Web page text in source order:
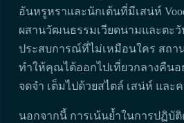
อันหรูหราและนักเต้นที่มีเสน่ห์
ผสานวัฒนธรรมเวียดนามและตะ
ประสบการณ์ที่ไม่เหมือนใคร สถา
ทำให้คุณได้ออกไปเที่ยวกลางคืนอ
จดจำ เต็มไปด้วยสไตล์ เสน่ห์ แล
นอกจากนี้ การเน้นย้ำในการปฏิบัติ